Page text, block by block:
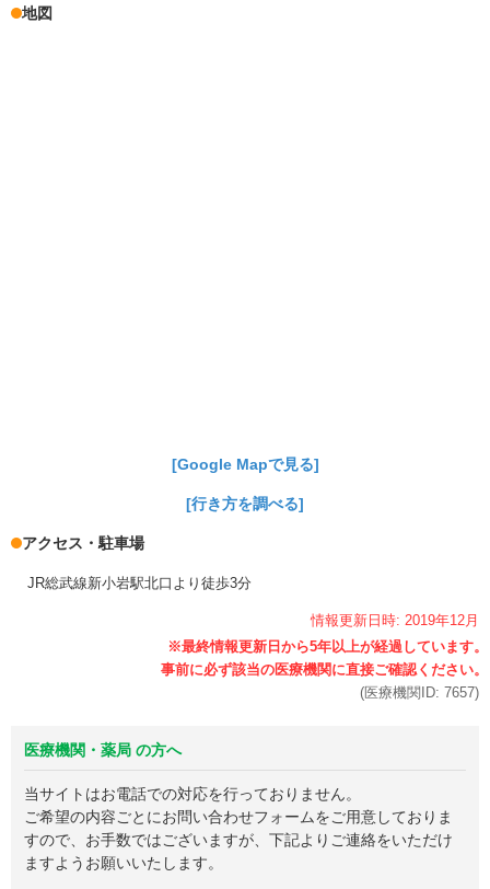
地図
[Google Mapで見る]
[行き方を調べる]
アクセス・駐車場
JR総武線新小岩駅北口より徒歩3分
情報更新日時: 2019年12月
(医療機関ID: 7657)
医療機関・薬局 の方へ
当サイトはお電話での対応を行っておりません。
ご希望の内容ごとにお問い合わせフォームをご用意しておりま
すので、お手数ではございますが、下記よりご連絡をいただけ
ますようお願いいたします。